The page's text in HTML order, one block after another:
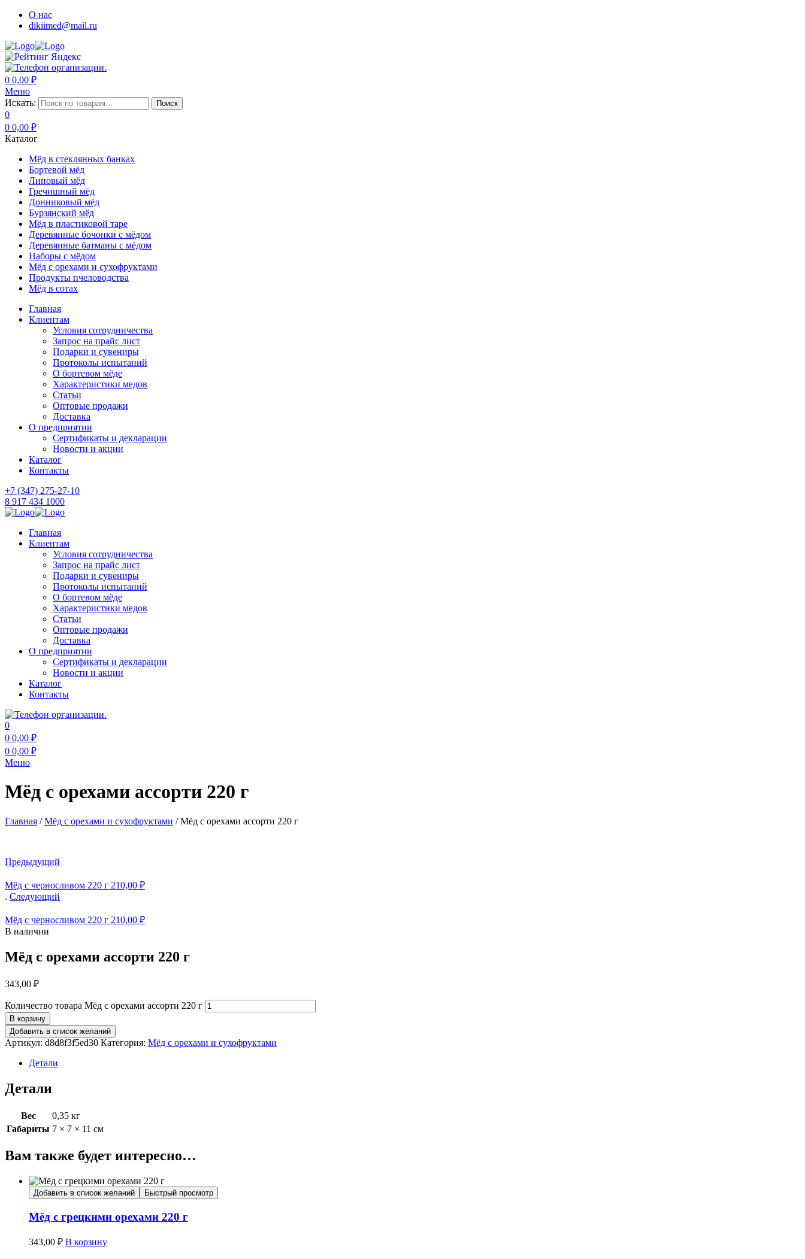
О нас
dikiimed@mail.ru
0 0,00 ₽
Меню
Искать:
Поиск
0
0 0,00 ₽
Каталог
Мёд в стеклянных банках
Бортевой мёд
Липовый мёд
Гречишный мёд
Донниковый мёд
Бурзянский мёд
Мёд в пластиковой таре
Деревянные бочонки с мёдом
Деревянные батманы с мёдом
Наборы с мёдом
Мёд с орехами и сухофруктами
Продукты пчеловодства
Мёд в сотах
Главная
Клиентам
Условия сотрудничества
Запрос на прайс лист
Подарки и сувениры
Протоколы испытаний
О бортевом мёде
Характеристики медов
Статьи
Оптовые продажи
Доставка
О предприятии
Сертификаты и декларации
Новости и акции
Каталог
Контакты
+7 (347) 275-27-10
8 917 434 1000
Главная
Клиентам
Условия сотрудничества
Запрос на прайс лист
Подарки и сувениры
Протоколы испытаний
О бортевом мёде
Характеристики медов
Статьи
Оптовые продажи
Доставка
О предприятии
Сертификаты и декларации
Новости и акции
Каталог
Контакты
0
0 0,00 ₽
0 0,00 ₽
Меню
Мёд с орехами ассорти 220 г
Главная /Мёд с орехами и сухофруктами /Мёд с орехами ассорти 220 г
Предыдущий
Мёд с черносливом 220 г 210,00 ₽
. Следующий
Мёд с черносливом 220 г 210,00 ₽
В наличии
Мёд с орехами ассорти 220 г
343,00 ₽
Количество товара Мёд с орехами ассорти 220 г
В корзину
Добавить в список желаний
Артикул: d8d8f3f5ed30 Категория: Мёд с орехами и сухофруктами
Детали
Детали
Вес
0,35 кг
Габариты 7 × 7 × 11 см
Вам также будет интересно…
Добавить в список желаний Быстрый просмотр
Мёд с грецкими орехами 220 г
343,00 ₽ В корзину